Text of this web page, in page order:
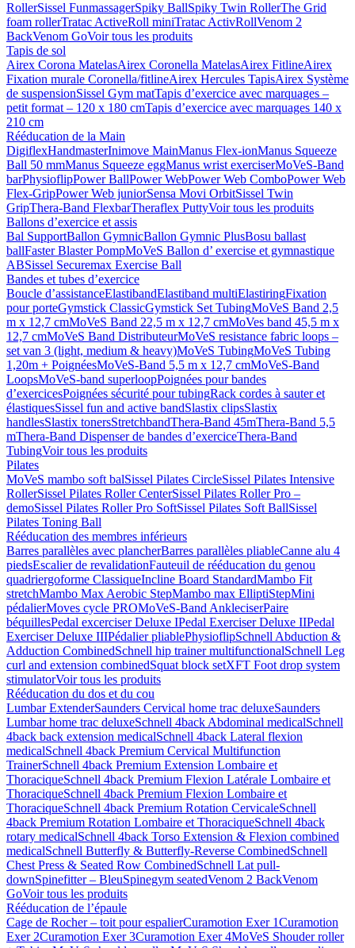
RollerSissel FunmassagerSpiky BallSpiky Twin RollerThe Grid
foam rollerTratac ActiveRoll miniTratac ActivRollVenom 2
BackVenom GoVoir tous les produits
Tapis de sol
Airex Corona MatelasAirex Coronella MatelasAirex FitlineAirex
Fixation murale Coronella/fitlineAirex Hercules TapisAirex Système
de suspensionSissel Gym matTapis d’exercice avec marquages –
petit format – 120 x 180 cmTapis d’exercice avec marquages 140 x
210 cm
Rééducation de la Main
DigiflexHandmasterInimove MainManus Flex-ionManus Squeeze
Ball 50 mmManus Squeeze eggManus wrist exerciserMoVeS-Band
barPhysioflipPower BallPower WebPower Web ComboPower Web
Flex-GripPower Web juniorSensa Movi OrbitSissel Twin
GripThera-Band FlexbarTheraflex PuttyVoir tous les produits
Ballons d’exercice et assis
Bal SupportBallon GymnicBallon Gymnic PlusBosu ballast
ballFaster Blaster PompMoVeS Ballon d’ exercise et gymnastique
ABSissel Securemax Exercise Ball
Bandes et tubes d’exercice
Boucle d’assistanceElastibandElastiband multiElastiringFixation
pour porteGymstick ClassicGymstick Set TubingMoVeS Band 2,5
m x 12,7 cmMoVeS Band 22,5 m x 12,7 cmMoVes band 45,5 m x
12,7 cmMoVeS Band DistributeurMoVeS resistance fabric loops –
set van 3 (light, medium & heavy)MoVeS TubingMoVeS Tubing
1,20m + PoignéesMoVeS-Band 5,5 m x 12,7 cmMoVeS-Band
LoopsMoVeS-band superloopPoignées pour bandes
d’exercicesPoignées sécurité pour tubingRack cordes à sauter et
élastiquesSissel fun and active bandSlastix clipsSlastix
handlesSlastix tonersStretchbandThera-Band 45mThera-Band 5,5
mThera-Band Dispenser de bandes d’exerciceThera-Band
TubingVoir tous les produits
Pilates
MoVeS mambo soft balSissel Pilates CircleSissel Pilates Intensive
RollerSissel Pilates Roller CenterSissel Pilates Roller Pro –
demoSissel Pilates Roller Pro SoftSissel Pilates Soft BallSissel
Pilates Toning Ball
Rééducation des membres inférieurs
Barres parallèles avec plancherBarres parallèles pliableCanne alu 4
piedsEscalier de revalidationFauteuil de rééducation du genou
quadriergoforme ClassiqueIncline Board StandardMambo Fit
stretchMambo Max Aerobic StepMambo max ElliptiStepMini
pédalierMoves cycle PROMoVeS-Band AnkleciserPaire
béquillesPedal excerciser Deluxe IPedal Exerciser Deluxe IIPedal
Exerciser Deluxe IIIPédalier pliablePhysioflipSchnell Abduction &
Adduction CombinedSchnell hip trainer multifunctionalSchnell Leg
curl and extension combinedSquat block setXFT Foot drop system
stimulatorVoir tous les produits
Rééducation du dos et du cou
Lumbar ExtenderSaunders Cervical home trac deluxeSaunders
Lumbar home trac deluxeSchnell 4back Abdominal medicalSchnell
4back back extension medicalSchnell 4back Lateral flexion
medicalSchnell 4back Premium Cervical Multifunction
TrainerSchnell 4back Premium Extension Lombaire et
ThoraciqueSchnell 4back Premium Flexion Latérale Lombaire et
ThoraciqueSchnell 4back Premium Flexion Lombaire et
ThoraciqueSchnell 4back Premium Rotation CervicaleSchnell
4back Premium Rotation Lombaire et ThoraciqueSchnell 4back
rotary medicalSchnell 4back Torso Extension & Flexion combined
medicalSchnell Butterfly & Butterfly-Reverse CombinedSchnell
Chest Press & Seated Row CombinedSchnell Lat pull-
downSpinefitter – BleuSpinegym seatedVenom 2 BackVenom
GoVoir tous les produits
Rééducation de l’épaule
Cage de Rocher – toit pour espalierCuramotion Exer 1Curamotion
Exer 2Curamotion Exer 3Curamotion Exer 4MoVeS Shouder roller